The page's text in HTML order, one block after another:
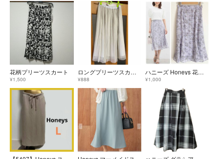
花柄プリーツスカート
¥1,500
ロングプリーツスカート チュールスカート ウエストゴム Mサイズ
¥888
ハニーズ Honeys 花柄フレアスカート
¥1,000